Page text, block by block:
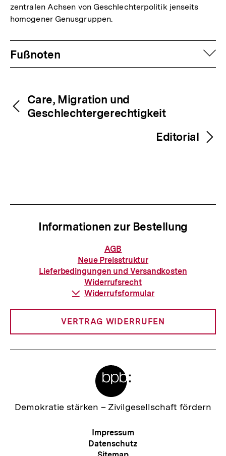
zentralen Achsen von Geschlechterpolitik jenseits
homogener Genusgruppen.
Fussnoten
Fußnoten
Inhaltsnavigation
Inhaltsnavigation
Care, Migration und
Geschlechtergerechtigkeit
Editorial
Informationen zur Bestellung
Informationen
zur
Bestellung
AGB
Neue Preisstruktur
Lieferbedingungen und Versandkosten
Widerrufsrecht
Download-
Widerrufsformular
VERTRAG WIDERRUFEN
Zur
Demokratie stärken – Zivilgesellschaft fördern
Meta-
Navigation
Impressum
Datenschutz